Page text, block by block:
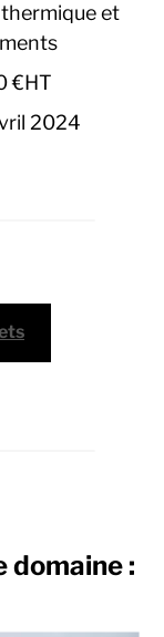
et
€HT
2024
domaine :